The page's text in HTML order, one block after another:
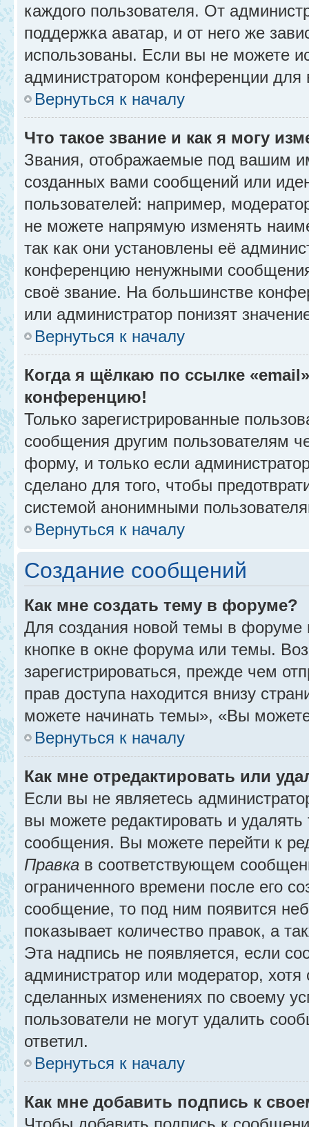
каждого пользователя. От
поддержка аватар, и от него же
использованы. Если вы не можете
администратором конференции для
Вернуться к началу
Что такое звание и как я могу
Звания, отображаемые под вашим
созданных вами сообщений или
пользователей: например,
не можете напрямую изменять
так как они установлены её
конференцию ненужными
своё звание. На большинстве
или администратор понизят
Вернуться к началу
Когда я щёлкаю по ссылке
конференцию!
Только зарегистрированные
сообщения другим пользователям
форму, и только если
сделано для того, чтобы
системой анонимными
Вернуться к началу
Создание сообщений
Как мне создать тему в форуме?
Для создания новой темы в форуме
кнопке в окне форума или темы.
зарегистрироваться, прежде чем
прав доступа находится внизу
можете начинать темы», «Вы
Вернуться к началу
Как мне отредактировать или
Если вы не являетесь
вы можете редактировать и
сообщения. Вы можете перейти к
Правка в соответствующем
ограниченного времени после его
сообщение, то под ним появится
показывает количество правок, а
Эта надпись не появляется, если
администратор или модератор,
сделанных изменениях по своему
пользователи не могут удалить
ответил.
Вернуться к началу
Как мне добавить подпись к